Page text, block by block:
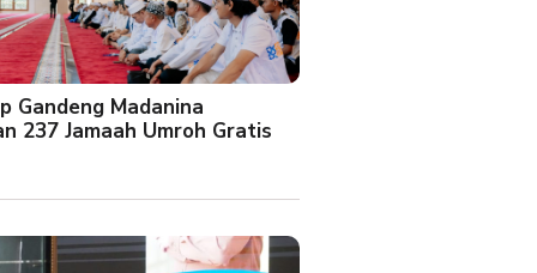
Gandeng Madanina
237 Jamaah Umroh Gratis